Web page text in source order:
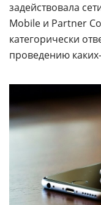
задействовала
Mobile и Partner
категорически
проведению